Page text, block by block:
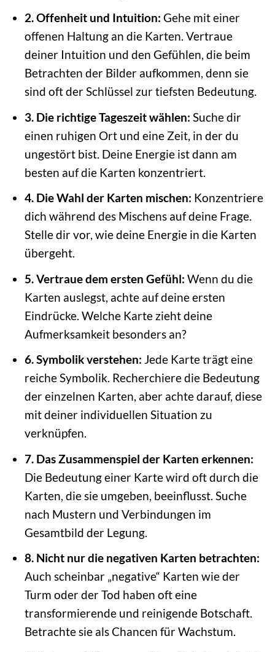
2. Offenheit und Intuition: Gehe mit einer
offenen Haltung an die Karten. Vertraue
deiner Intuition und den Gefühlen, die beim
Betrachten der Bilder aufkommen, denn sie
sind oft der Schlüssel zur tiefsten Bedeutung.
3. Die richtige Tageszeit wählen: Suche dir
einen ruhigen Ort und eine Zeit, in der du
ungestört bist. Deine Energie ist dann am
besten auf die Karten konzentriert.
4. Die Wahl der Karten mischen: Konzentriere
dich während des Mischens auf deine Frage.
Stelle dir vor, wie deine Energie in die Karten
übergeht.
5. Vertraue dem ersten Gefühl: Wenn du die
Karten auslegst, achte auf deine ersten
Eindrücke. Welche Karte zieht deine
Aufmerksamkeit besonders an?
6. Symbolik verstehen: Jede Karte trägt eine
reiche Symbolik. Recherchiere die Bedeutung
der einzelnen Karten, aber achte darauf, diese
mit deiner individuellen Situation zu
verknüpfen.
7. Das Zusammenspiel der Karten erkennen:
Die Bedeutung einer Karte wird oft durch die
Karten, die sie umgeben, beeinflusst. Suche
nach Mustern und Verbindungen im
Gesamtbild der Legung.
8. Nicht nur die negativen Karten betrachten:
Auch scheinbar „negative“ Karten wie der
Turm oder der Tod haben oft eine
transformierende und reinigende Botschaft.
Betrachte sie als Chancen für Wachstum.